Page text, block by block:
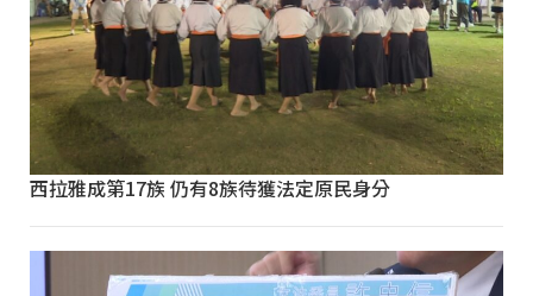
西拉雅成第17族 仍有8族待獲法定原民身分